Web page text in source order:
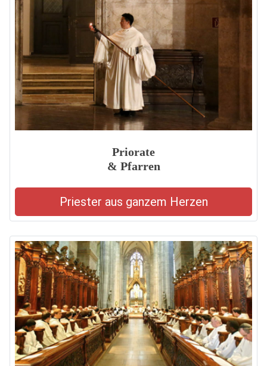
Priorate
& Pfarren
Priester aus ganzem Herzen